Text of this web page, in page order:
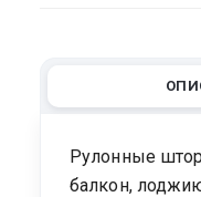
Рулонные
балкон,